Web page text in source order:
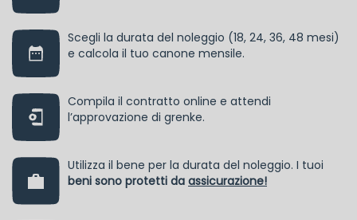
Scegli la durata del noleggio (18, 24, 36, 48 mesi)
e calcola il tuo canone mensile.
Compila il contratto online e attendi
l’approvazione di grenke.
Utilizza il bene per la durata del noleggio. I tuoi
beni sono protetti da assicurazione!